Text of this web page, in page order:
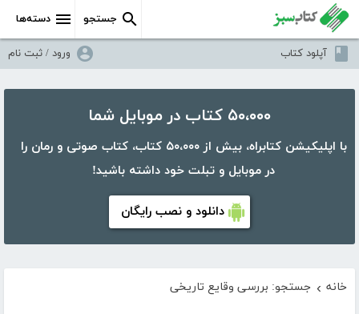
دسته‌ها جستجو
آپلود کتاب ورود / ثبت نام
۵۰،۰۰۰ کتاب در موبایل شما
با اپلیکیشن کتابراه، بیش از ۵۰،۰۰۰ کتاب، کتاب صوتی و رمان را
در موبایل و تبلت خود داشته باشید!
دانلود و نصب رایگان
خانه › جستجو: بررسی وقایع تاریخی